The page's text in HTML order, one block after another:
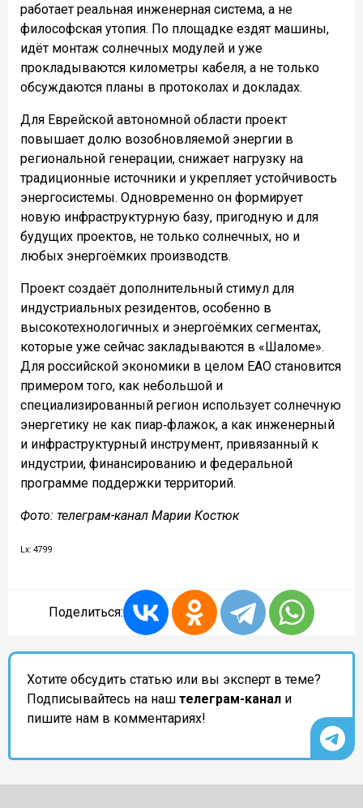
работает реальная инженерная система, а не
философская утопия. По площадке ездят машины,
идёт монтаж солнечных модулей и уже
прокладываются километры кабеля, а не только
обсуждаются планы в протоколах и докладах.
Для Еврейской автономной области проект
повышает долю возобновляемой энергии в
региональной генерации, снижает нагрузку на
традиционные источники и укрепляет устойчивость
энергосистемы. Одновременно он формирует
новую инфраструктурную базу, пригодную и для
будущих проектов, не только солнечных, но и
любых энергоёмких производств.
Проект создаёт дополнительный стимул для
индустриальных резидентов, особенно в
высокотехнологичных и энергоёмких сегментах,
которые уже сейчас закладываются в «Шаломе».
Для российской экономики в целом ЕАО становится
примером того, как небольшой и
специализированный регион использует солнечную
энергетику не как пиар‑флажок, а как инженерный
и инфраструктурный инструмент, привязанный к
индустрии, финансированию и федеральной
программе поддержки территорий.
Фото: телеграм-канал Марии Костюк
Lx: 4799
Поделиться:
Хотите обсудить статью или вы эксперт в теме?
Подписывайтесь на наш телеграм-канал и
пишите нам в комментариях!